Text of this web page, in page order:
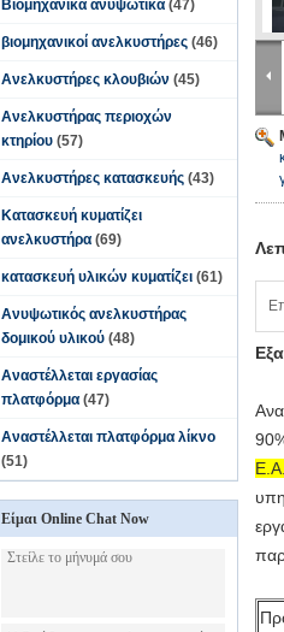
Βιομηχανικά ανυψωτικά (47)
βιομηχανικοί ανελκυστήρες (46)
Ανελκυστήρες κλουβιών (45)
Ανελκυστήρας περιοχών
κτηρίου (57)
Ανελκυστήρες κατασκευής (43)
Κατασκευή κυματίζει
ανελκυστήρα (69)
κατασκευή υλικών κυματίζει (61)
Ανυψωτικός ανελκυστήρας
δομικού υλικού (48)
Αναστέλλεται εργασίας
πλατφόρμα (47)
Αναστέλλεται πλατφόρμα λίκνο
(51)
Είμαι Online Chat Now